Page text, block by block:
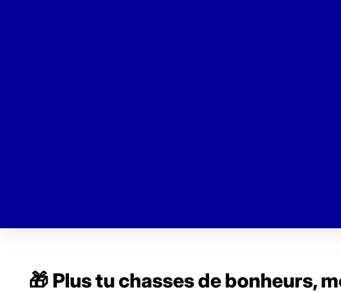
🎁 Plus tu chasses de bonheurs,